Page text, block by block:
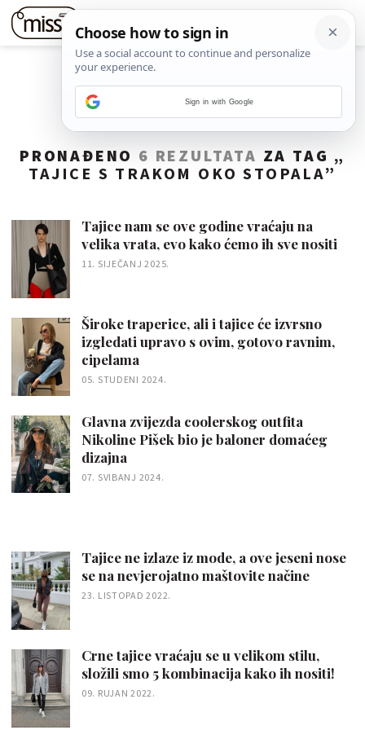
PRONAĐENO 6 REZULTATA ZA TAG „
TAJICE S TRAKOM OKO STOPALA”
Tajice nam se ove godine vraćaju na
velika vrata, evo kako ćemo ih sve nositi
11. SIJEČANJ 2025.
Široke traperice, ali i tajice će izvrsno
izgledati upravo s ovim, gotovo ravnim,
cipelama
05. STUDENI 2024.
Glavna zvijezda coolerskog outfita
Nikoline Pišek bio je baloner domaćeg
dizajna
07. SVIBANJ 2024.
Tajice ne izlaze iz mode, a ove jeseni nose
se na nevjerojatno maštovite načine
23. LISTOPAD 2022.
Crne tajice vraćaju se u velikom stilu,
složili smo 5 kombinacija kako ih nositi!
09. RUJAN 2022.
Sign in with Google